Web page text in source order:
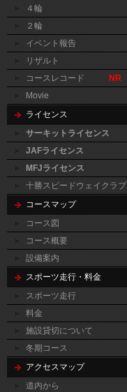
４輪
２輪
イベント報告
リザルト
コースレコード
NR
Movie
ライセンス
サーキットライセンス
JAFライセンス
MFJライセンス
十勝スピードウェイクラブ
コースマップ
コース図
コース概要
設備案内
スポーツ走行・料金
スポーツ走行
料金
施設貸切について
冬期コース
アクセスマップ
道内から